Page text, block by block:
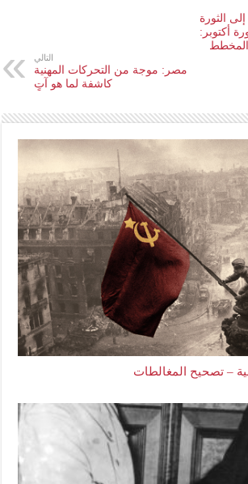
الثورة
أكتوبر:
المخطط
التالي
مصر: موجة من التحركات المهنية
كاشفة لما هو آتٍ
– تصحيح المغالطات